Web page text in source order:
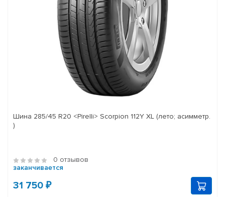
Шина 285/45 R20 <Pirelli> Scorpion 112Y XL (лето; асимметр.
)
0 отзывов
заканчивается
31 750 ₽